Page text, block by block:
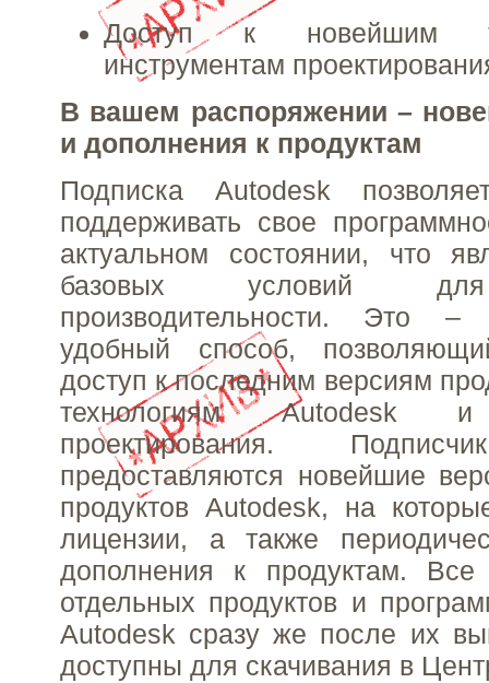
Доступ к новейшим
инструментам
В вашем распоряжении –
и дополнения к продуктам
Подписка Autodesk
поддерживать свое
актуальном состоянии, что
базовых условий
производительности. Это
удобный способ,
доступ к последним версиям
технологиям Autodesk и
проектирования.
предоставляются новейшие
продуктов Autodesk, на
лицензии, а также
дополнения к продуктам.
отдельных продуктов и
Autodesk сразу же после их
доступны для скачивания в